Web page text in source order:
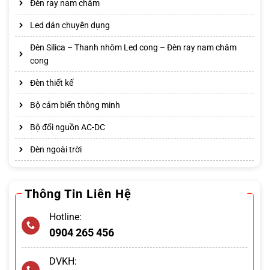
Đèn ray nam châm
Led dán chuyên dụng
Đèn Silica – Thanh nhôm Led cong – Đèn ray nam châm
cong
Đèn thiết kế
Bộ cảm biến thông minh
Bộ đổi nguồn AC-DC
Đèn ngoài trời
Thông Tin Liên Hệ
Hotline:
0904 265 456
DVKH: